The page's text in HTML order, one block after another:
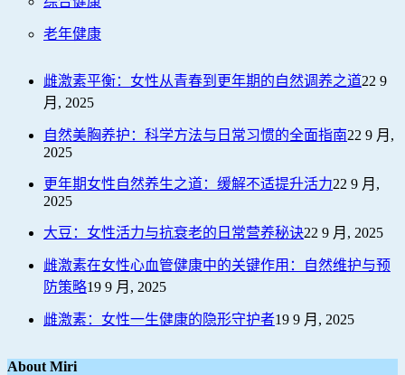
老年健康
雌激素平衡：女性从青春到更年期的自然调养之道22 9
月, 2025
自然美胸养护：科学方法与日常习惯的全面指南22 9 月,
2025
更年期女性自然养生之道：缓解不适提升活力22 9 月,
2025
大豆：女性活力与抗衰老的日常营养秘诀22 9 月, 2025
雌激素在女性心血管健康中的关键作用：自然维护与预
防策略19 9 月, 2025
雌激素：女性一生健康的隐形守护者19 9 月, 2025
About Miri